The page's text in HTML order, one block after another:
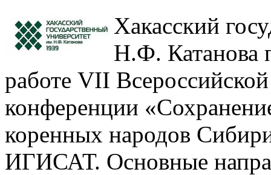
Хакасский
Н.Ф. Катанова
работе VII
конференции
коренных народов
ИГИСАТ. Основные